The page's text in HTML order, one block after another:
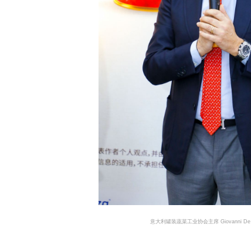
意大利罐装蔬菜工业协会主席 Giovanni